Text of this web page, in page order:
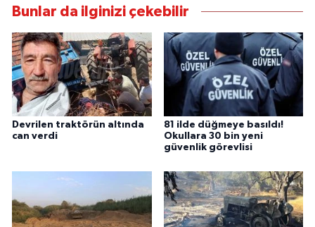
Bunlar da ilginizi çekebilir
Devrilen traktörün altında
can verdi
81 ilde düğmeye basıldı!
Okullara 30 bin yeni
güvenlik görevlisi